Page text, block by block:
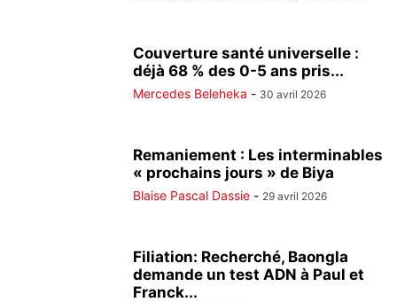
Couverture santé universelle :
déjà 68 % des 0-5 ans pris...
Mercedes Beleheka - 30 avril 2026
Remaniement : Les interminables
« prochains jours » de Biya
Blaise Pascal Dassie - 29 avril 2026
Filiation: Recherché, Baongla
demande un test ADN à Paul et
Franck...